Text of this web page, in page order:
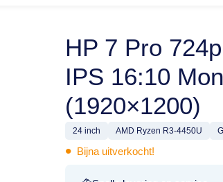
HP 7 Pro
IPS 16:10
(1920×1200)
24 inch AMD Ryzen R3-4450U
• Bijna uitverkocht!